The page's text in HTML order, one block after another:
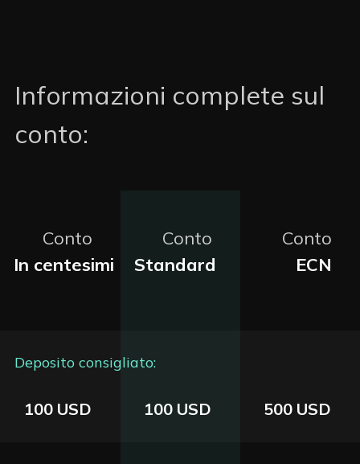
Informazioni complete sul
conto:
Conto
In centesimi
Conto
Standard
Conto
ECN
Deposito consigliato:
100 USD 100 USD 500 USD